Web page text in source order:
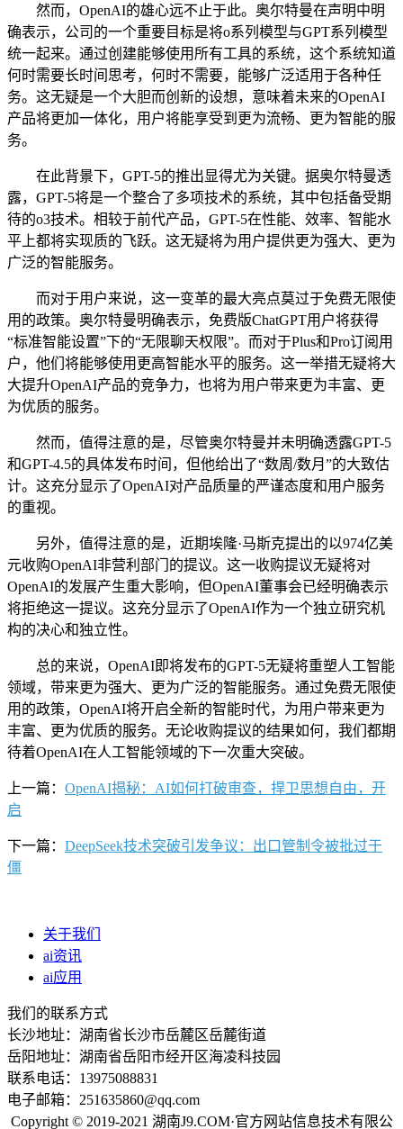
然而，OpenAI的雄心远不止于此。奥尔特曼在声明中明
确表示，公司的一个重要目标是将o系列模型与GPT系列模型
统一起来。通过创建能够使用所有工具的系统，这个系统知道
何时需要长时间思考，何时不需要，能够广泛适用于各种任
务。这无疑是一个大胆而创新的设想，意味着未来的OpenAI
产品将更加一体化，用户将能享受到更为流畅、更为智能的服
务。
在此背景下，GPT-5的推出显得尤为关键。据奥尔特曼透
露，GPT-5将是一个整合了多项技术的系统，其中包括备受期
待的o3技术。相较于前代产品，GPT-5在性能、效率、智能水
平上都将实现质的飞跃。这无疑将为用户提供更为强大、更为
广泛的智能服务。
而对于用户来说，这一变革的最大亮点莫过于免费无限使
用的政策。奥尔特曼明确表示，免费版ChatGPT用户将获得
“标准智能设置”下的“无限聊天权限”。而对于Plus和Pro订阅用
户，他们将能够使用更高智能水平的服务。这一举措无疑将大
大提升OpenAI产品的竞争力，也将为用户带来更为丰富、更
为优质的服务。
然而，值得注意的是，尽管奥尔特曼并未明确透露GPT-5
和GPT-4.5的具体发布时间，但他给出了“数周/数月”的大致估
计。这充分显示了OpenAI对产品质量的严谨态度和用户服务
的重视。
另外，值得注意的是，近期埃隆·马斯克提出的以974亿美
元收购OpenAI非营利部门的提议。这一收购提议无疑将对
OpenAI的发展产生重大影响，但OpenAI董事会已经明确表示
将拒绝这一提议。这充分显示了OpenAI作为一个独立研究机
构的决心和独立性。
总的来说，OpenAI即将发布的GPT-5无疑将重塑人工智能
领域，带来更为强大、更为广泛的智能服务。通过免费无限使
用的政策，OpenAI将开启全新的智能时代，为用户带来更为
丰富、更为优质的服务。无论收购提议的结果如何，我们都期
待着OpenAI在人工智能领域的下一次重大突破。
上一篇： OpenAI揭秘：AI如何打破审查，捍卫思想自由，开
启
下一篇： DeepSeek技术突破引发争议：出口管制令被批过于
僵
关于我们
ai资讯
ai应用
我们的联系方式
长沙地址：湖南省长沙市岳麓区岳麓街道
岳阳地址：湖南省岳阳市经开区海凌科技园
联系电话：13975088831
电子邮箱：251635860@qq.com
Copyright © 2019-2021 湖南J9.COM·官方网站信息技术有限公